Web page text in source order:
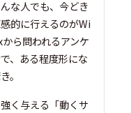
な人でも、今どき
的に行えるのがWi
ら問われるアンケ
、ある程度形にな
。
く与える「動くサ